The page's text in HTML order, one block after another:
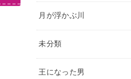
月が浮かぶ川
未分類
王になった男